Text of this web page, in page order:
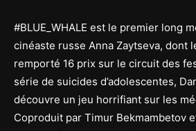
#BLUE_WHALE est le premier long
cinéaste russe Anna Zaytseva, dont
remporté 16 prix sur le circuit des
série de suicides d’adolescentes,
découvre un jeu horrifiant sur les
Coproduit par Timur Bekmambetov